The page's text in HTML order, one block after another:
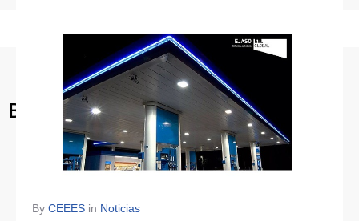
Blog Archives
By CEEES in Noticias